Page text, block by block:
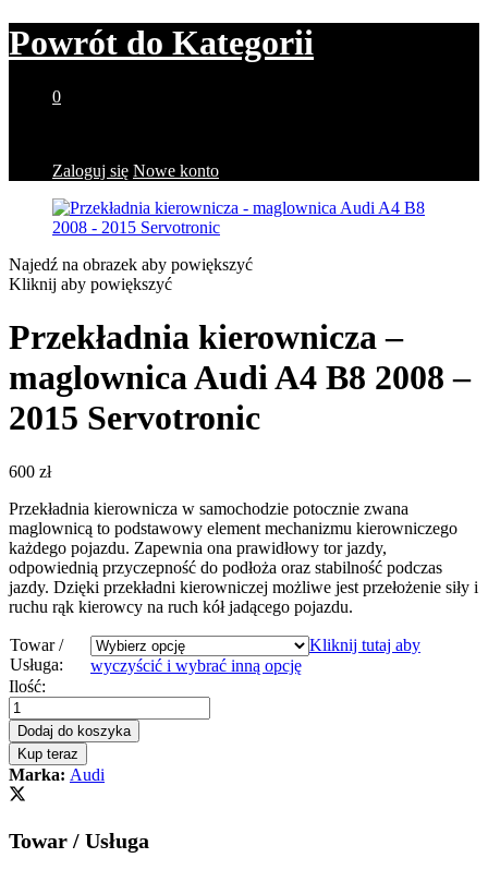
Powrót do Kategorii
0
Zaloguj się Nowe konto
Najedź na obrazek aby powiększyć
Kliknij aby powiększyć
Przekładnia kierownicza –
maglownica Audi A4 B8 2008 –
2015 Servotronic
600 zł
Przekładnia kierownicza w samochodzie potocznie zwana
maglownicą to podstawowy element mechanizmu kierowniczego
każdego pojazdu. Zapewnia ona prawidłowy tor jazdy,
odpowiednią przyczepność do podłoża oraz stabilność podczas
jazdy. Dzięki przekładni kierowniczej możliwe jest przełożenie siły i
ruchu rąk kierowcy na ruch kół jadącego pojazdu.
Towar /
Usługa:
Kliknij tutaj aby
wyczyścić i wybrać inną opcję
Przekładnia
kierownicza
-
maglownica
Audi
A4
B8
-
Ilość:
Dodaj do koszyka
Kup teraz
Marka: Audi
Towar / Usługa